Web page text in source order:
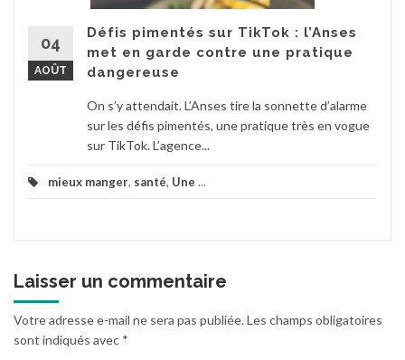
04
AOÛT
Défis pimentés sur TikTok : l’Anses
met en garde contre une pratique
dangereuse
On s’y attendait. L’Anses tire la sonnette d’alarme
sur les défis pimentés, une pratique très en vogue
sur TikTok. L’agence...
mieux manger, santé, Une ...
Laisser un commentaire
Votre adresse e-mail ne sera pas publiée.Les champs obligatoires
sont indiqués avec *